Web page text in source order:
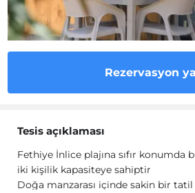
Rezervasyon
Tesis açıklaması
Fethiye İnlice plajına sıfır konumda
iki kişilik kapasiteye sahiptir
Doğa manzarası içinde sakin bir